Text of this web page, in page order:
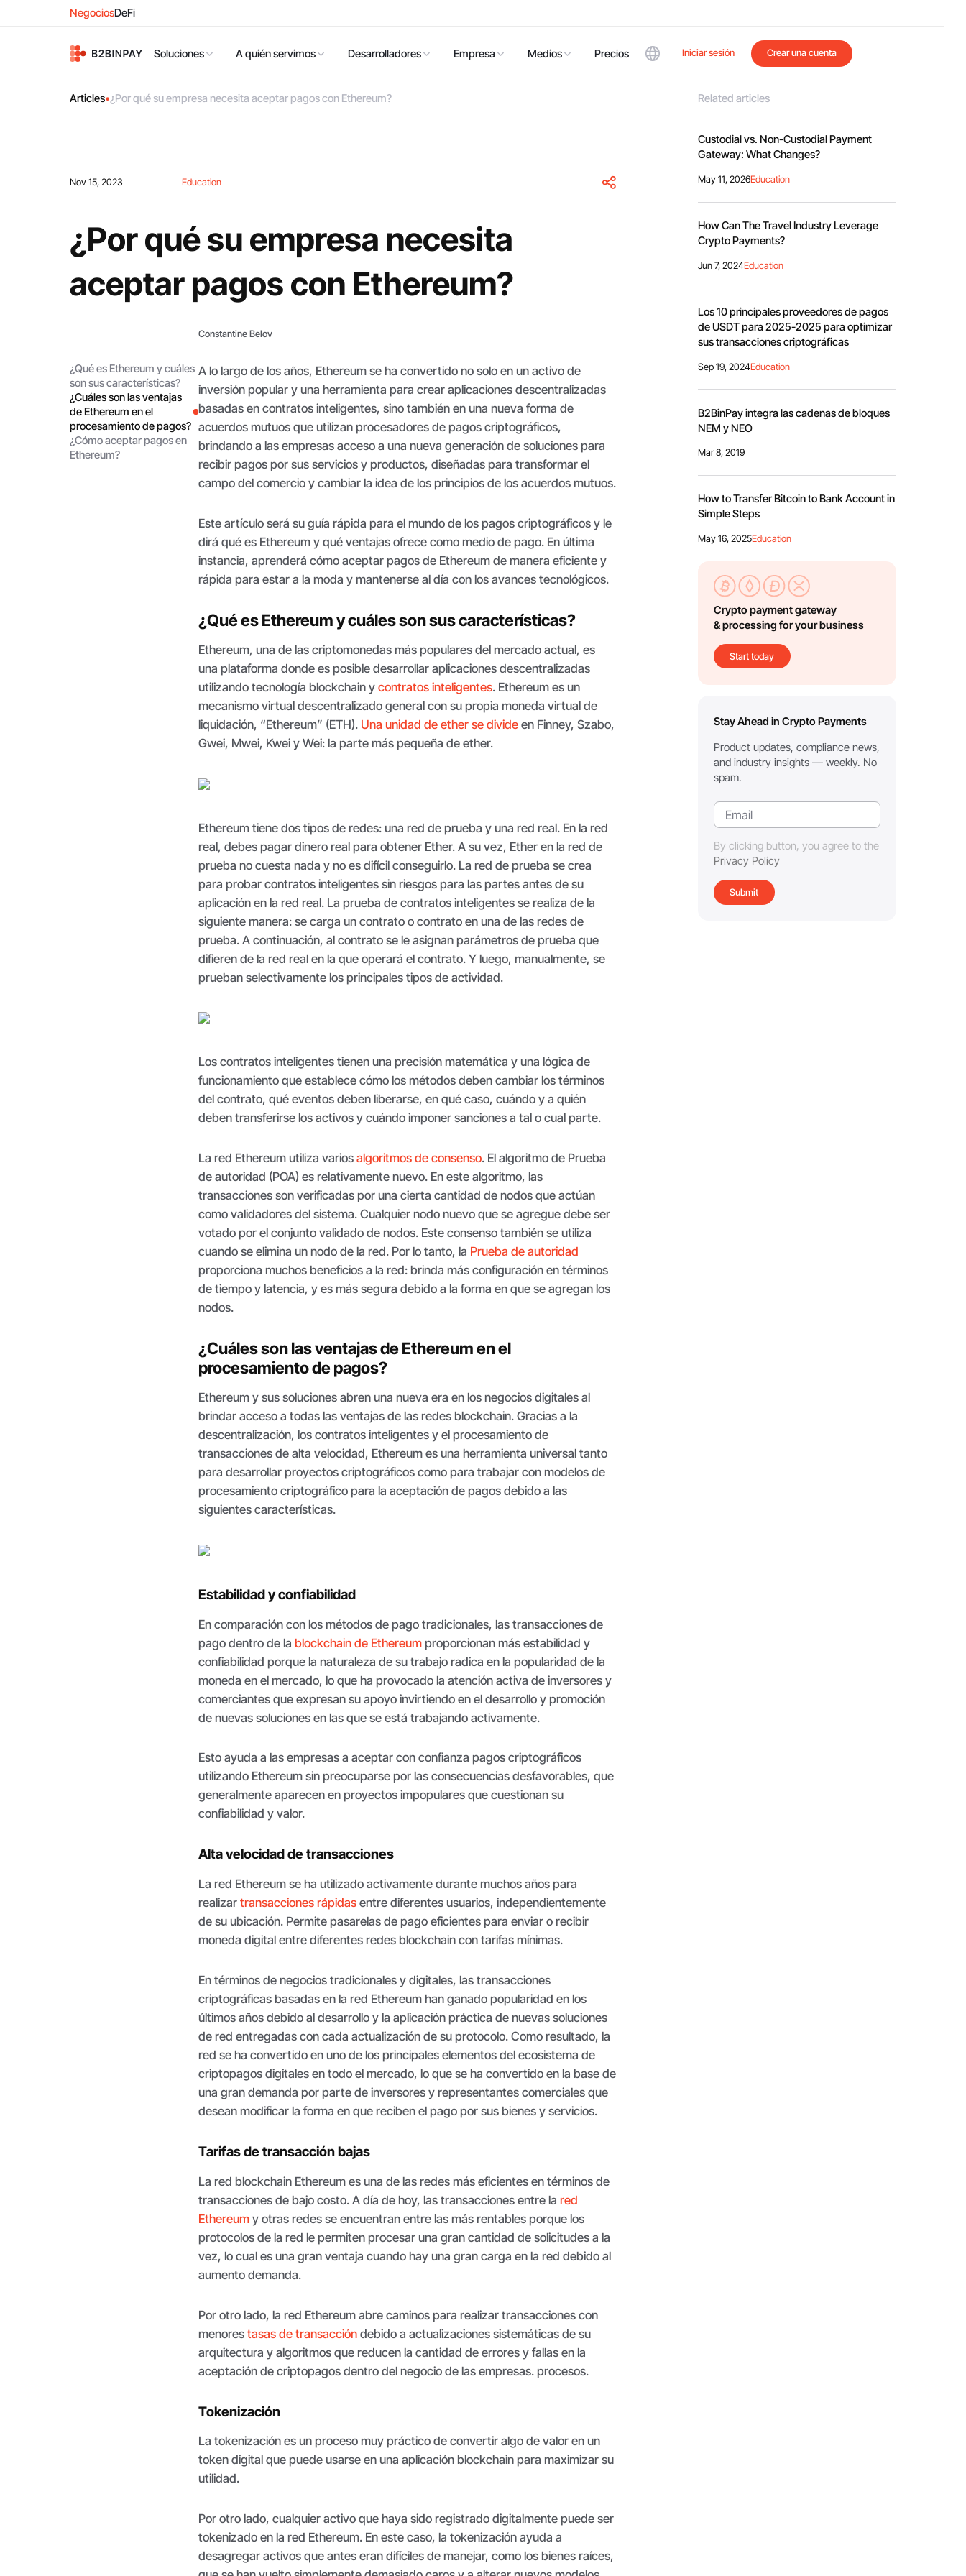
NegociosDeFi
Soluciones A quién servimos Desarrolladores Empresa Medios Precios Iniciar sesión Crear una cuenta
Articles•¿Por qué su empresa necesita aceptar pagos con Ethereum?
Nov 15, 2023 Education
¿Por qué su empresa necesita
aceptar pagos con Ethereum?
Constantine Belov
¿Qué es Ethereum y cuáles
son sus características?
¿Cuáles son las ventajas
de Ethereum en el
procesamiento de pagos?
¿Cómo aceptar pagos en
Ethereum?
A lo largo de los años, Ethereum se ha convertido no solo en un activo de
inversión popular y una herramienta para crear aplicaciones descentralizadas
basadas en contratos inteligentes, sino también en una nueva forma de
acuerdos mutuos que utilizan procesadores de pagos criptográficos,
brindando a las empresas acceso a una nueva generación de soluciones para
recibir pagos por sus servicios y productos, diseñadas para transformar el
campo del comercio y cambiar la idea de los principios de los acuerdos mutuos.
Este artículo será su guía rápida para el mundo de los pagos criptográficos y le
dirá qué es Ethereum y qué ventajas ofrece como medio de pago. En última
instancia, aprenderá cómo aceptar pagos de Ethereum de manera eficiente y
rápida para estar a la moda y mantenerse al día con los avances tecnológicos.
¿Qué es Ethereum y cuáles son sus características?
Ethereum, una de las criptomonedas más populares del mercado actual, es
una plataforma donde es posible desarrollar aplicaciones descentralizadas
utilizando tecnología blockchain ycontratos inteligentes. Ethereum es un
mecanismo virtual descentralizado general con su propia moneda virtual de
liquidación, “Ethereum” (ETH). Una unidad de ether se divide en Finney, Szabo,
Gwei, Mwei, Kwei y Wei: la parte más pequeña de ether.
Ethereum tiene dos tipos de redes: una red de prueba y una red real. En la red
real, debes pagar dinero real para obtener Ether. A su vez, Ether en la red de
prueba no cuesta nada y no es difícil conseguirlo. La red de prueba se crea
para probar contratos inteligentes sin riesgos para las partes antes de su
aplicación en la red real. La prueba de contratos inteligentes se realiza de la
siguiente manera: se carga un contrato o contrato en una de las redes de
prueba. A continuación, al contrato se le asignan parámetros de prueba que
difieren de la red real en la que operará el contrato. Y luego, manualmente, se
prueban selectivamente los principales tipos de actividad.
Los contratos inteligentes tienen una precisión matemática y una lógica de
funcionamiento que establece cómo los métodos deben cambiar los términos
del contrato, qué eventos deben liberarse, en qué caso, cuándo y a quién
deben transferirse los activos y cuándo imponer sanciones a tal o cual parte.
La red Ethereum utiliza variosalgoritmos de consenso. El algoritmo de Prueba
de autoridad (POA) es relativamente nuevo. En este algoritmo, las
transacciones son verificadas por una cierta cantidad de nodos que actúan
como validadores del sistema. Cualquier nodo nuevo que se agregue debe ser
votado por el conjunto validado de nodos. Este consenso también se utiliza
cuando se elimina un nodo de la red. Por lo tanto, la Prueba de autoridad
proporciona muchos beneficios a la red: brinda más configuración en términos
de tiempo y latencia, y es más segura debido a la forma en que se agregan los
nodos.
¿Cuáles son las ventajas de Ethereum en el
procesamiento de pagos?
Ethereum y sus soluciones abren una nueva era en los negocios digitales al
brindar acceso a todas las ventajas de las redes blockchain. Gracias a la
descentralización, los contratos inteligentes y el procesamiento de
transacciones de alta velocidad, Ethereum es una herramienta universal tanto
para desarrollar proyectos criptográficos como para trabajar con modelos de
procesamiento criptográfico para la aceptación de pagos debido a las
siguientes características.
Estabilidad y confiabilidad
En comparación con los métodos de pago tradicionales, las transacciones de
pago dentro de lablockchain de Ethereum proporcionan más estabilidad y
confiabilidad porque la naturaleza de su trabajo radica en la popularidad de la
moneda en el mercado, lo que ha provocado la atención activa de inversores y
comerciantes que expresan su apoyo invirtiendo en el desarrollo y promoción
de nuevas soluciones en las que se está trabajando activamente.
Esto ayuda a las empresas a aceptar con confianza pagos criptográficos
utilizando Ethereum sin preocuparse por las consecuencias desfavorables, que
generalmente aparecen en proyectos impopulares que cuestionan su
confiabilidad y valor.
Alta velocidad de transacciones
La red Ethereum se ha utilizado activamente durante muchos años para
realizartransacciones rápidas entre diferentes usuarios, independientemente
de su ubicación. Permite pasarelas de pago eficientes para enviar o recibir
moneda digital entre diferentes redes blockchain con tarifas mínimas.
En términos de negocios tradicionales y digitales, las transacciones
criptográficas basadas en la red Ethereum han ganado popularidad en los
últimos años debido al desarrollo y la aplicación práctica de nuevas soluciones
de red entregadas con cada actualización de su protocolo. Como resultado, la
red se ha convertido en uno de los principales elementos del ecosistema de
criptopagos digitales en todo el mercado, lo que se ha convertido en la base de
una gran demanda por parte de inversores y representantes comerciales que
desean modificar la forma en que reciben el pago por sus bienes y servicios.
Tarifas de transacción bajas
La red blockchain Ethereum es una de las redes más eficientes en términos de
transacciones de bajo costo. A día de hoy, las transacciones entre lared
Ethereum y otras redes se encuentran entre las más rentables porque los
protocolos de la red le permiten procesar una gran cantidad de solicitudes a la
vez, lo cual es una gran ventaja cuando hay una gran carga en la red debido al
aumento demanda.
Por otro lado, la red Ethereum abre caminos para realizar transacciones con
menorestasas de transacción debido a actualizaciones sistemáticas de su
arquitectura y algoritmos que reducen la cantidad de errores y fallas en la
aceptación de criptopagos dentro del negocio de las empresas. procesos.
Tokenización
La tokenización es un proceso muy práctico de convertir algo de valor en un
token digital que puede usarse en una aplicación blockchain para maximizar su
utilidad.
Por otro lado, cualquier activo que haya sido registrado digitalmente puede ser
tokenizado en la red Ethereum. En este caso, la tokenización ayuda a
desagregar activos que antes eran difíciles de manejar, como los bienes raíces,
Related articles
Custodial vs. Non-Custodial Payment
Gateway: What Changes?
May 11, 2026Education
How Can The Travel Industry Leverage
Crypto Payments?
Jun 7, 2024Education
Los 10 principales proveedores de pagos
de USDT para 2025-2025 para optimizar
sus transacciones criptográficas
Sep 19, 2024Education
B2BinPay integra las cadenas de bloques
NEM y NEO
Mar 8, 2019
How to Transfer Bitcoin to Bank Account in
Simple Steps
May 16, 2025Education
Crypto payment gateway
& processing for your business
Start today
Stay Ahead in Crypto Payments
Product updates, compliance news,
and industry insights — weekly. No
spam.
By clicking button, you agree to the
Privacy Policy